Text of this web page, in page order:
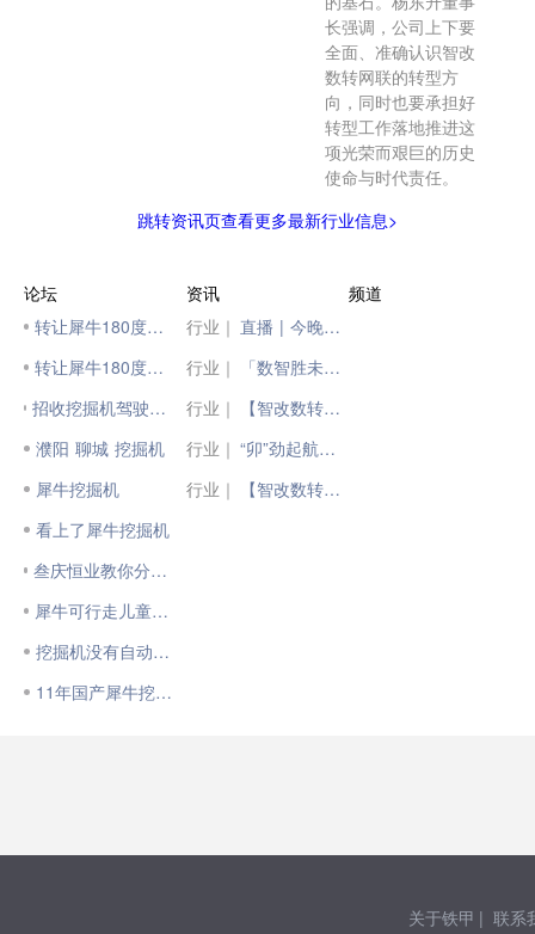
长强调，公司上下要
全面、准确认识智改
数转网联的转型方
向，同时也要承担好
转型工作落地推进这
项光荣而艰巨的历史
使命与时代责任。
跳转资讯页查看更多最新行业信息>
论坛
转让犀牛180度挖掘机
转让犀牛180度挖掘机
招收挖掘机驾驶员3名壹叁陆捌叁捌七陆陆叁叁
濮阳 聊城 挖掘机
犀牛挖掘机
看上了犀牛挖掘机
叁庆恒业教你分析挖掘机的故障
犀牛可行走儿童挖掘机
挖掘机没有自动怠数
11年国产犀牛挖掘机
资讯
行业｜
直播 | 今晚18：18，锁定山推挖掘机直播间！！
行业｜
「数智胜未来」| 数智中国主题论坛圆满落幕，美孚™数智服务全新升级
行业｜
【智改数转网联·一线⑩】全面“智”造 加“数”前行
行业｜
“卯”劲起航！徐工大米数泵车数台齐发
行业｜
【智改数转网联·先锋⑨】刘辉：数智赋能，让生产更“聪明”
频道
关于铁甲 | 联系